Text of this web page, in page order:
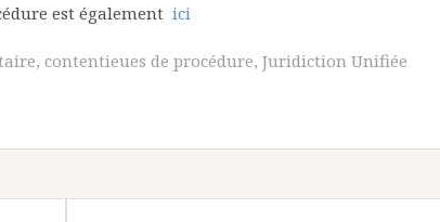
est également ici
, contentieues de procédure, Juridiction Unifiée